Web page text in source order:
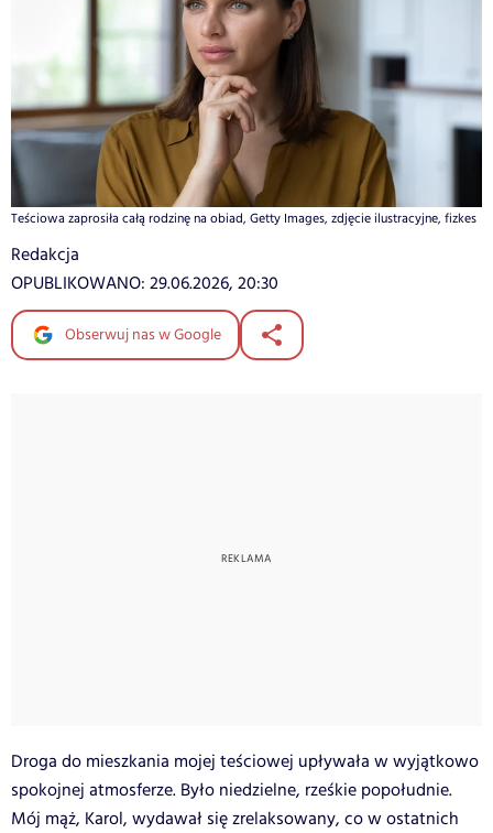
Teściowa zaprosiła całą rodzinę na obiad, Getty Images, zdjęcie ilustracyjne, fizkes
Redakcja
OPUBLIKOWANO: 29.06.2026, 20:30
Obserwuj nas w Google
Droga do mieszkania mojej teściowej upływała w wyjątkowo
spokojnej atmosferze. Było niedzielne, rześkie popołudnie.
Mój mąż, Karol, wydawał się zrelaksowany, co w ostatnich